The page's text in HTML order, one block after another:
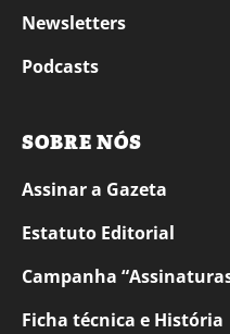
Newsletters
Podcasts
SOBRE NÓS
Assinar a Gazeta
Estatuto Editorial
Campanha
Ficha técnica e História